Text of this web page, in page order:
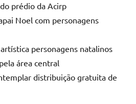
prédio da Acirp
Noel com personagens
personagens natalinos
área central
distribuição gratuita de